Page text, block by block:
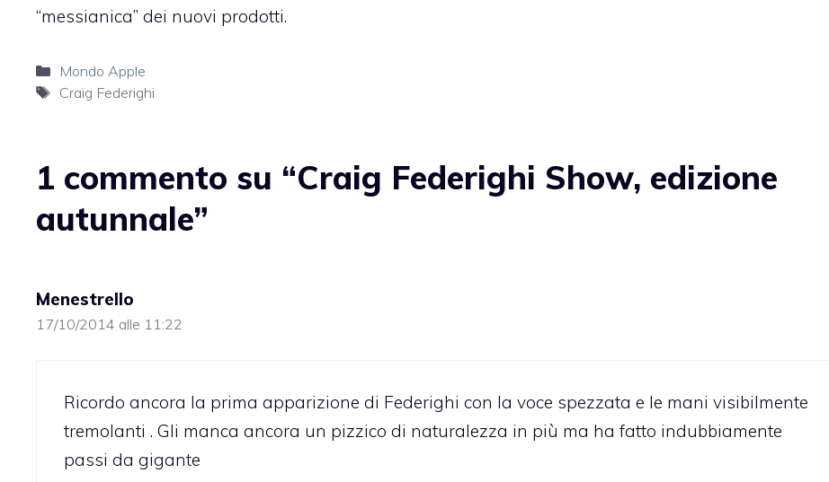
“messianica” dei nuovi prodotti.
Categorie
Mondo Apple
Tag
Craig Federighi
1 commento su “Craig Federighi Show, edizione
autunnale”
Menestrello
17/10/2014 alle 11:22
Ricordo ancora la prima apparizione di Federighi con la voce spezzata e le mani visibilmente
tremolanti . Gli manca ancora un pizzico di naturalezza in più ma ha fatto indubbiamente
passi da gigante